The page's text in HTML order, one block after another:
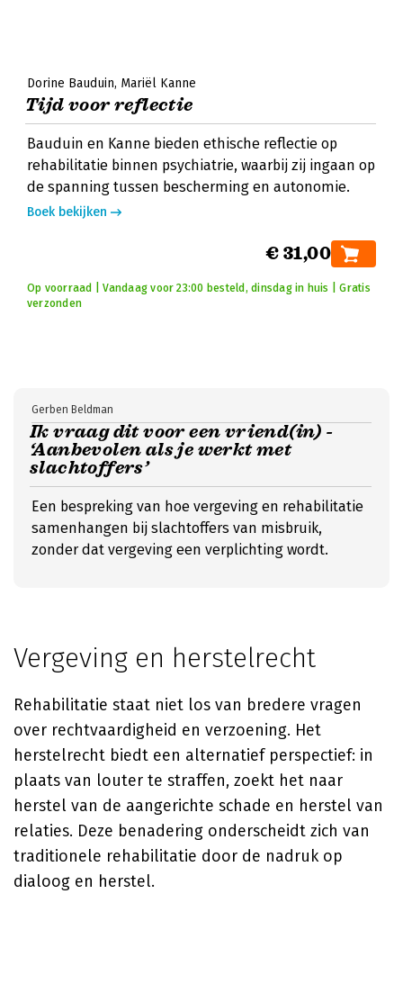
Dorine Bauduin Mariël Kanne
Tijd voor reflectie
Bauduin en Kanne bieden ethische reflectie op
rehabilitatie binnen psychiatrie, waarbij zij ingaan op
de spanning tussen bescherming en autonomie.
Boek bekijken
€ 31,00
Op voorraad | Vandaag voor 23:00 besteld, dinsdag in huis | Gratis
verzonden
Ik vraag dit voor een vriend(in) -
‘Aanbevolen als je werkt met
slachtoffers’
Gerben Beldman
Een bespreking van hoe vergeving en rehabilitatie
samenhangen bij slachtoffers van misbruik,
zonder dat vergeving een verplichting wordt.
Vergeving en herstelrecht
Rehabilitatie staat niet los van bredere vragen
over rechtvaardigheid en verzoening. Het
herstelrecht biedt een alternatief perspectief: in
plaats van louter te straffen, zoekt het naar
herstel van de aangerichte schade en herstel van
relaties. Deze benadering onderscheidt zich van
traditionele rehabilitatie door de nadruk op
dialoog en herstel.